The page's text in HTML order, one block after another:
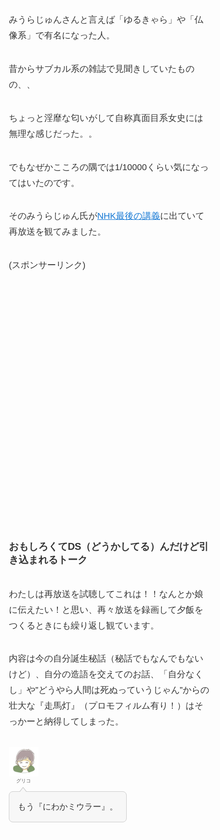
みうらじゅんさんと言えば「ゆるきゃら」や「仏
像系」で有名になった人。
昔からサブカル系の雑誌で見聞きしていたもの
の、、
ちょっと淫靡な匂いがして自称真面目系女史には
無理な感じだった。。
でもなぜかこころの隅では1/10000くらい気になっ
てはいたのです。
そのみうらじゅん氏がNHK最後の講義に出ていて
再放送を観てみました。
(スポンサーリンク)
おもしろくてDS（どうかしてる）んだけど引
き込まれるトーク
わたしは再放送を試聴してこれは！！なんとか娘
に伝えたい！と思い、再々放送を録画して夕飯を
つくるときにも繰り返し観ています。
内容は今の自分誕生秘話（秘話でもなんでもない
けど）、自分の造語を交えてのお話、「自分なく
し」や”どうやら人間は死ぬっていうじゃん”からの
壮大な『走馬灯』（プロモフィルム有り！）はそ
っかーと納得してしまった。
グリコ
もう『にわかミウラー』。